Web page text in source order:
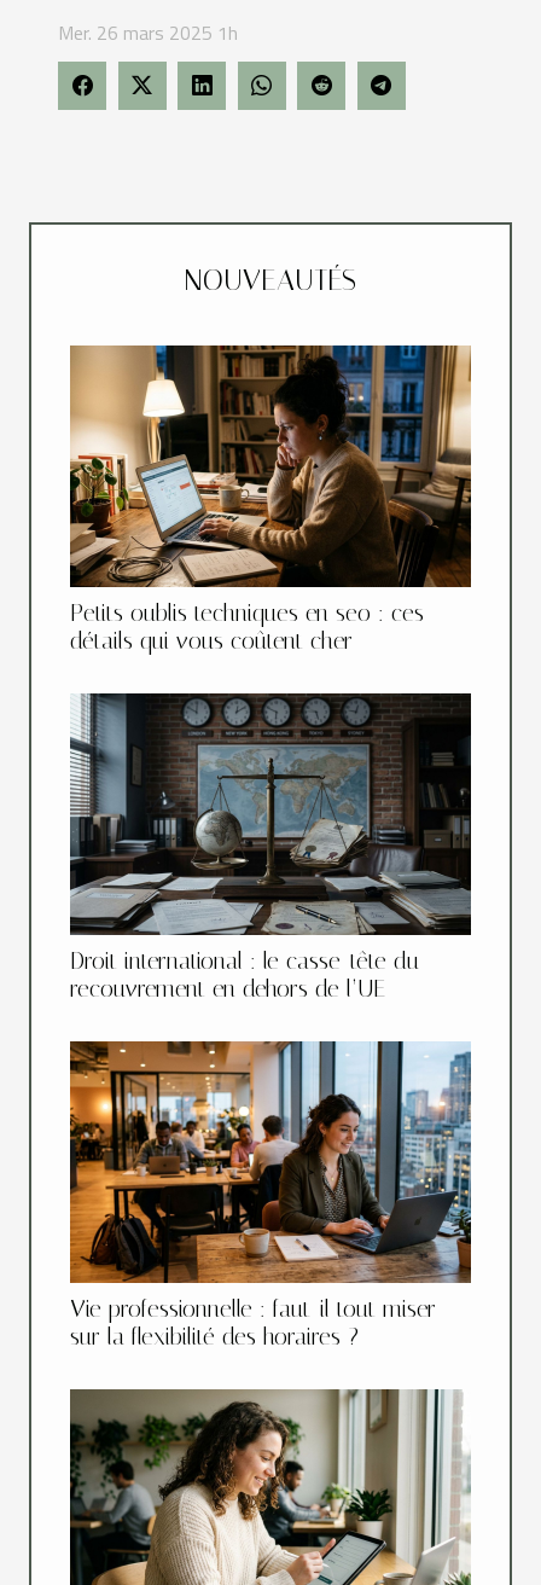
Mer. 26 mars 2025 1h
NOUVEAUTÉS
Petits oublis techniques en seo : ces
détails qui vous coûtent cher
Droit international : le casse-tête du
recouvrement en dehors de l’UE
Vie professionnelle : faut-il tout miser
sur la flexibilité des horaires ?